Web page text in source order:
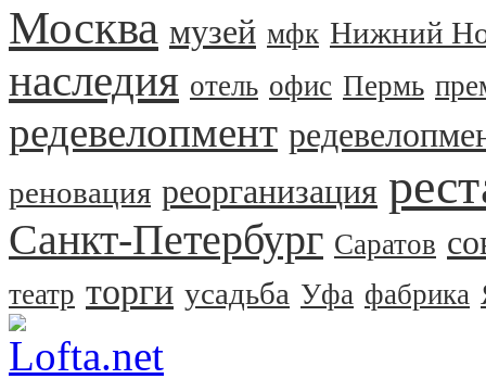
Москва музей мфк Нижний
наследия отель офис Пермь
редевелопмент
реновация реорганизация
Санкт-Петербург Саратов
театр торги усадьба Уфа фабрика